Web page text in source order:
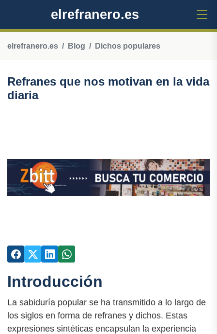
elrefranero.es
elrefranero.es Blog Dichos populares
Refranes que nos motivan en la vida
diaria
Introducción
La sabiduría popular se ha transmitido a lo largo de
los siglos en forma de refranes y dichos. Estas
expresiones sintéticas encapsulan la experiencia